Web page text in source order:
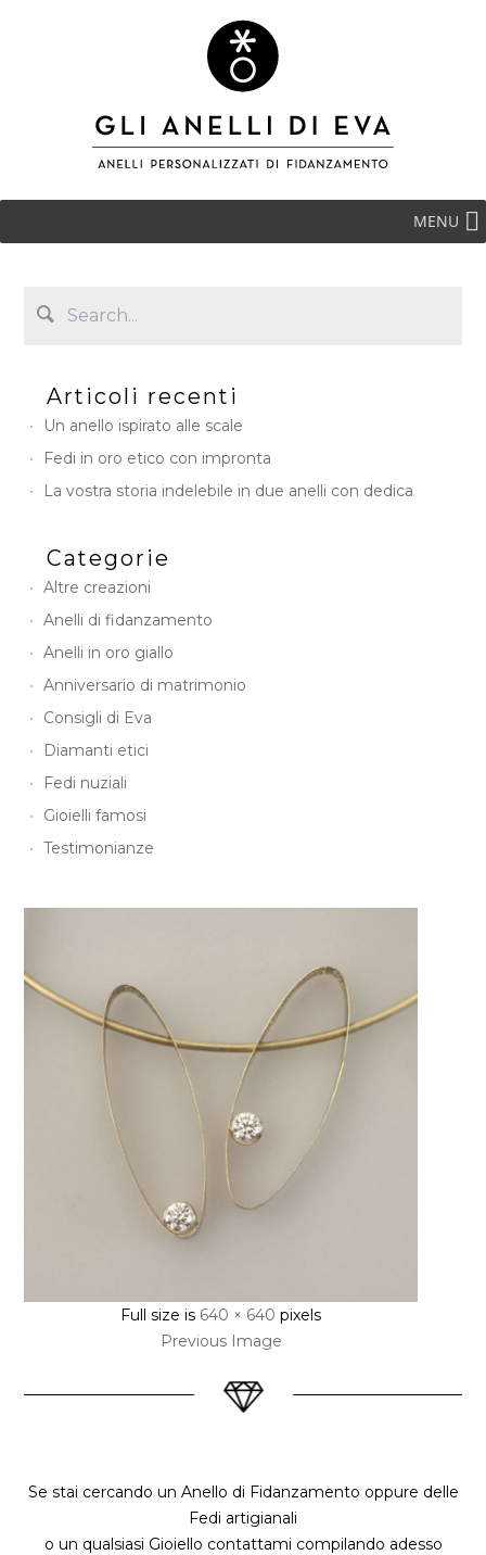
MENU
Articoli recenti
Un anello ispirato alle scale
Fedi in oro etico con impronta
La vostra storia indelebile in due anelli con dedica
Categorie
Altre creazioni
Anelli di fidanzamento
Anelli in oro giallo
Anniversario di matrimonio
Consigli di Eva
Diamanti etici
Fedi nuziali
Gioielli famosi
Testimonianze
Full size is 640 × 640 pixels
Previous Image
Se stai cercando un Anello di Fidanzamento oppure delle
Fedi artigianali
o un qualsiasi Gioiello contattami compilando adesso